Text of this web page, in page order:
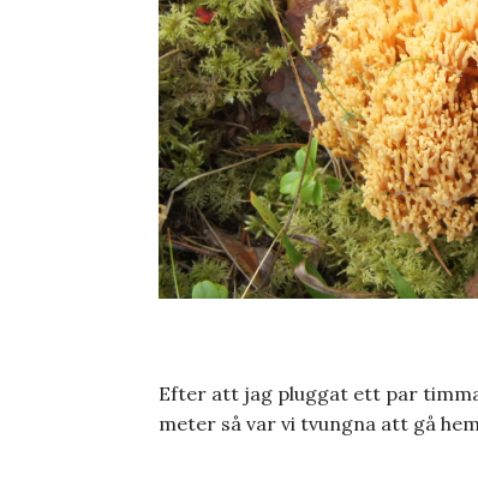
Efter att jag pluggat ett par
meter så var vi tvungna att gå